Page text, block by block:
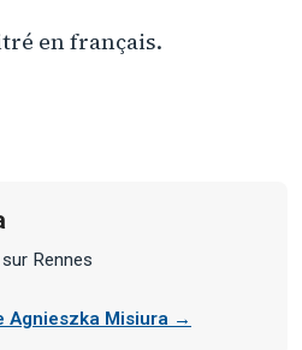
en français.
Rennes
Agnieszka Misiura →